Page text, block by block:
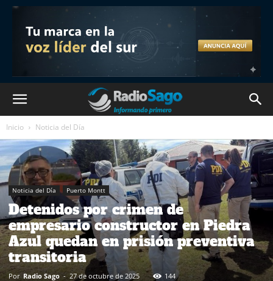
Inicio Noticia del Día
Noticia del Día Puerto Montt
Detenidos por crimen de
empresario constructor en Piedra
Azul quedan en prisión preventiva
transitoria
Por Radio Sago - 27 de octubre de 2025 144